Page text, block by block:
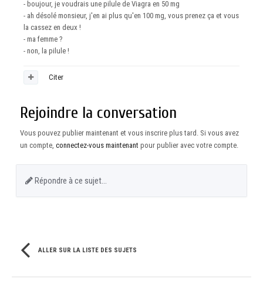
- boujour, je voudrais une pilule de Viagra en 50 mg
- ah désolé monsieur, j'en ai plus qu'en 100 mg, vous prenez ça et vous
la cassez en deux !
- ma femme ?
- non, la pilule !
Citer
Rejoindre la conversation
Vous pouvez publier maintenant et vous inscrire plus tard. Si vous avez
un compte, connectez-vous maintenant pour publier avec votre compte.
Répondre à ce sujet…
ALLER SUR LA LISTE DES SUJETS